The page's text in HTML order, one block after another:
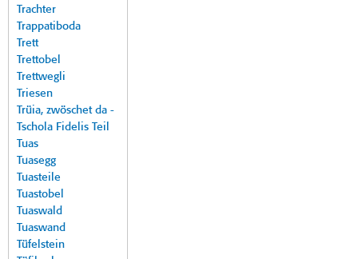
Trachter
Trappatiboda
Trett
Trettobel
Trettwegli
Triesen
Trüia, zwöschet da -
Tschola Fidelis Teil
Tuas
Tuasegg
Tuasteile
Tuastobel
Tuaswald
Tuaswand
Tüfelstein